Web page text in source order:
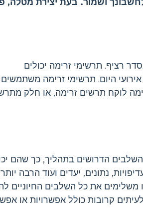
רציף. תרשימי זרימה יכולים
היום. תרשימי זרימה משתמשים
לוקח תרשים זרימה, או חלק
הדרושים בתהליך, כך שהם
נתונים, יעדים ועוד הרבה
משלימים את כל השלבים החיוניים
קרובות כולל אפשרויות או